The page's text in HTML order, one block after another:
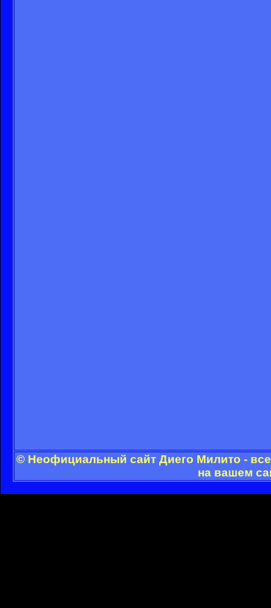
© Неофициальный сайт Диего Милито -
на вашем